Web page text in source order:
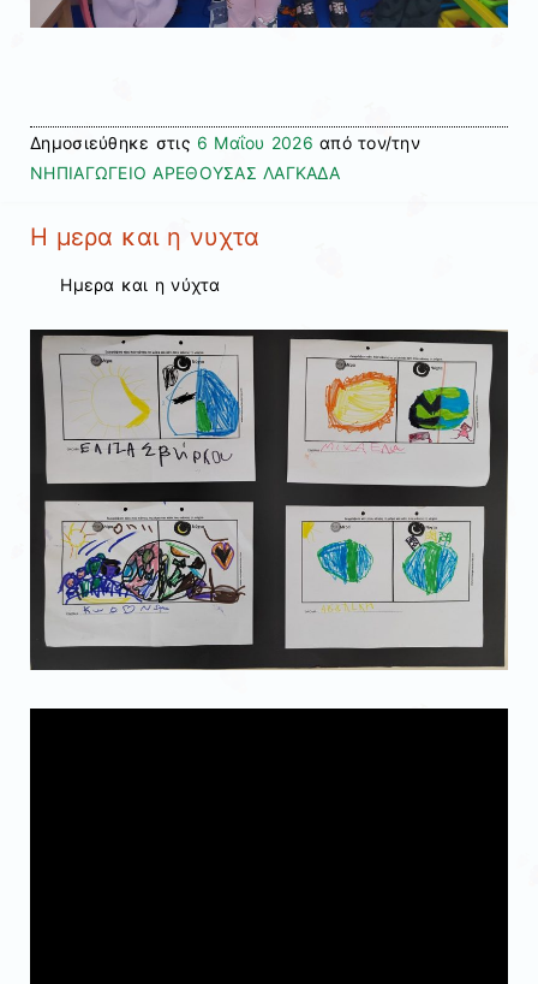
Δημοσιεύθηκε στις 6 Μαΐου 2026 από τον/την
ΝΗΠΙΑΓΩΓΕΙΟ ΑΡΕΘΟΥΣΑΣ ΛΑΓΚΑΔΑ
Η μερα και η νυχτα
Ημερα και η νύχτα